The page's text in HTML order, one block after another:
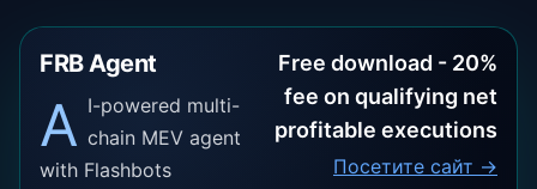
FRB Agent
A I-powered multi-
chain MEV agent
with Flashbots
Free download - 20%
fee on qualifying net
profitable executions
Посетите сайт →